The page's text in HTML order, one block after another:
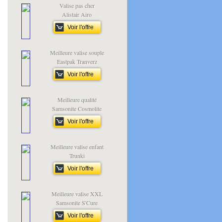
Valise pas cher
Alistair Airo
Voir l'offre
Meilleure valise souple
Eastpak Tranverz
Voir l'offre
Meilleure qualité
Samsonite Cosmolite
Voir l'offre
Meilleure valise enfant
Trunki
Voir l'offre
Meilleure valise XXL
Samsonite S'Cure
Voir l'offre